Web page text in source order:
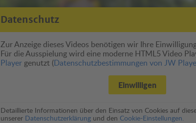
Datenschutz
Zur Anzeige dieses Videos benötigen wir Ihre
Für die Ausspielung wird eine moderne HTML5 Video
Player genutzt (Datenschutzbestimmungen von JW
Einwilligen
Detaillierte Informationen über den Einsatz von Cookies auf
unserer Datenschutzerklärung und den Cookie-Einstellungen.